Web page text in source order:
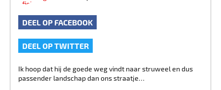
DEEL OP FACEBOOK
DEEL OP TWITTER
Ik hoop dat hij de goede weg vindt naar struweel en dus
passender landschap dan ons straatje…